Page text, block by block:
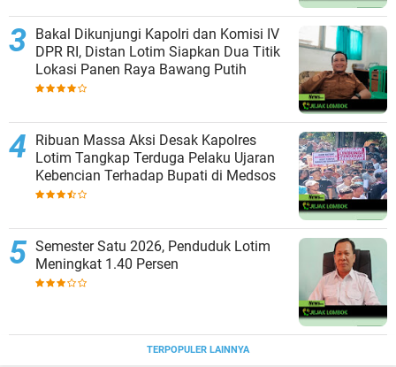
Bakal Dikunjungi Kapolri dan Komisi IV
DPR RI, Distan Lotim Siapkan Dua Titik
Lokasi Panen Raya Bawang Putih
Ribuan Massa Aksi Desak Kapolres
Lotim Tangkap Terduga Pelaku Ujaran
Kebencian Terhadap Bupati di Medsos
Semester Satu 2026, Penduduk Lotim
Meningkat 1.40 Persen
TERPOPULER LAINNYA